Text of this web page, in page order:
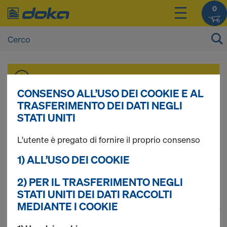
0
I prezzi dei vostri prodotti sono consultabili
dopo illogin.
Puntellazione
variabile
Trovati 62 prodotti
CONSENSO ALL’USO DEI COOKIE E AL
TRASFERIMENTO DEI DATI NEGLI
STATI UNITI
L'utente è pregato di fornire il proprio consenso
1) ALL’USO DEI COOKIE
2) PER IL TRASFERIMENTO NEGLI
STATI UNITI DEI DATI RACCOLTI
MEDIANTE I COOKIE